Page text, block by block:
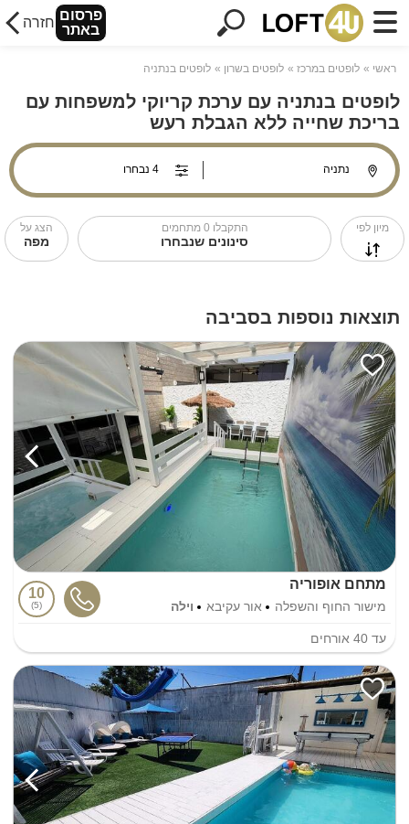
פרסום
באתר חזרה
ראשי לופטים במרכז לופטים בשרון לופטים בנתניה
לופטים בנתניה עם ערכת קריוקי למשפחות עם
בריכת שחייה ללא הגבלת רעש
מיון לפי התקבלו 0 מתחמים
סינונים שנבחרו
הצג על
מפה
תוצאות נוספות בסביבה
מתחם אופוריה
מישור החוף והשפלה אור עקיבא וילה
10
5
עד 40 אורחים